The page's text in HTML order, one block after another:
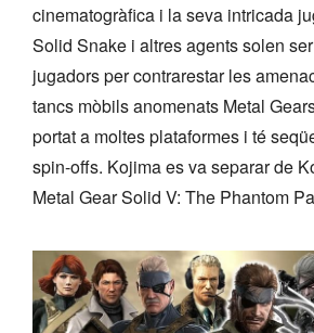
cinematogràfica i la seva intricada
Solid Snake i altres agents solen
jugadors per contrarestar les
tancs mòbils anomenats Metal
portat a moltes plataformes i té
spin-offs. Kojima es va separar de
Metal Gear Solid V: The Phantom